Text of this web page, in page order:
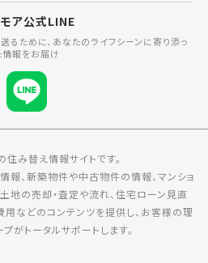
ア公式LINE
送るために、あなたのライフシーンに寄り添っ
情報をお届け
住み替え情報サイトです。
、新築物件や中古物件の情報、マンショ
土地の売却・査定や流れ、住宅ローン見直
などのコンテンツを提供し、お客様の理
がトータルサポートします。